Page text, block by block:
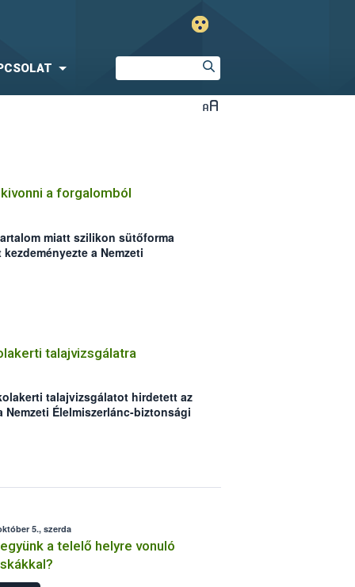
a forgalomból
miatt szilikon sütőforma
a Nemzeti
talajvizsgálatra
talajvizsgálatot hirdetett az
Élelmiszerlánc-biztonsági
célja, hogy az iskolákban
tanulhassák meg a gyerekek a
október 22-ig várják a
5., szerda
a telelő helyre vonuló